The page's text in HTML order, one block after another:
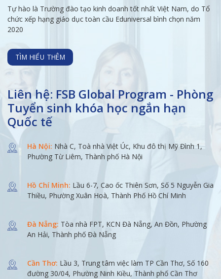
Tự hào là Trường đào tạo kinh doanh tốt nhất Việt Nam, do Tổ
chức xếp hạng giáo dục toàn cầu Eduniversal bình chọn năm
2020
TÌM HIỂU THÊM
Liên hệ: FSB Global Program - Phòng
Tuyển sinh khóa học ngắn hạn
Quốc tế
Hà Nội: Nhà C, Toà nhà Việt Úc, Khu đô thị Mỹ Đình 1,
Phường Từ Liêm, Thành phố Hà Nội
Hồ Chí Minh: Lầu 6-7, Cao ốc Thiên Sơn, Số 5 Nguyễn Gia
Thiều, Phường Xuân Hoà, Thành Phố Hồ Chí Minh
Đà Nẵng: Tòa nhà FPT, KCN Đà Nẵng, An Đồn, Phường
An Hải, Thành phố Đà Nẵng
Cần Thơ: Lầu 3, Trung tâm việc làm TP Cần Thơ, Số 160
đường 30/04, Phường Ninh Kiều, Thành phố Cần Thơ